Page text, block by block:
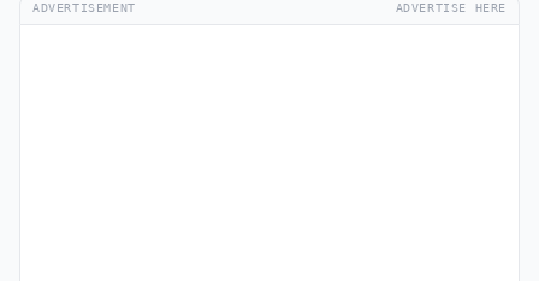
ADVERTISEMENT ADVERTISE HERE